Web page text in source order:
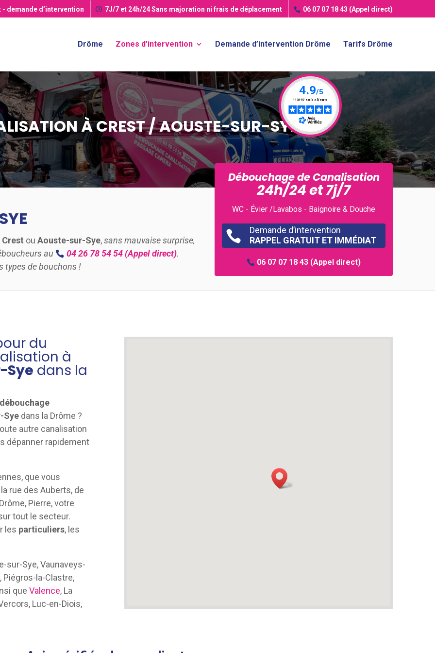
- demande d’intervention 7J/7 et 24h/24Sans majoration ni frais de déplacement 06 07 07 18 43 (Appel direct)
Drôme Zones d’intervention Demande d’intervention Drôme Tarifs Drôme
À CREST / AOUSTE-SUR-SYE
Crest ou Aouste-sur-Sye,sans mauvaise surprise,
au
04 26 78 54 54 (Appel direct).
types de bouchons !
Débouchage de Canalisation
24h/24 et 7j/7
WC - Évier /Lavabos - Baignoire & Douche

Demande d’intervention
RAPPEL GRATUIT ET IMMÉDIAT
06 07 07 18 43 (Appel direct)
du
à
Sye dans la
Sye dans la Drôme ?
autre canalisation
dépanner rapidement
que vous
rue des Auberts, de
Pierre, votre
tout le secteur.
les particuliers, les
sur-Sye, Vaunaveys-
Piégros-la-Clastre,
queValence, La
Luc-en-Diois,